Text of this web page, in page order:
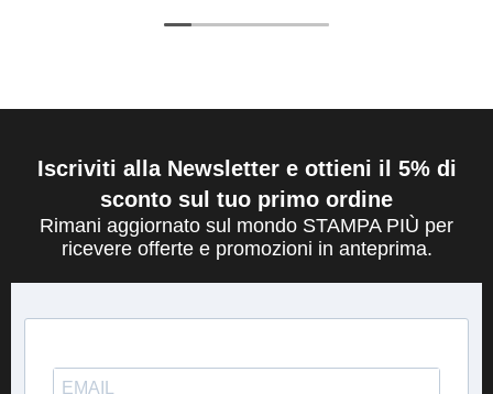
Iscriviti alla Newsletter e ottieni il 5% di
sconto sul tuo primo ordine
Rimani aggiornato sul mondo STAMPA PIÙ per
ricevere offerte e promozioni in anteprima.